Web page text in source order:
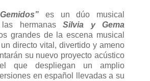
es un dúo musical
hermanas Silvia y Gema
grandes de la escena musical
directo vital, divertido y ameno
su nuevo proyecto acústico
que despliegan un amplio
en español llevadas a su